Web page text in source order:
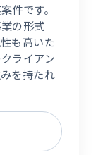
件です。
の形式
も高いた
ライアン
を持たれ